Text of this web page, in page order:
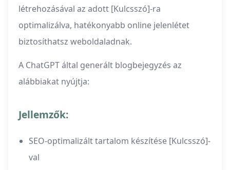
létrehozásával az adott [Kulcsszó]-ra
optimalizálva, hatékonyabb online jelenlétet
biztosíthatsz weboldaladnak.
A ChatGPT által generált blogbejegyzés az
alábbiakat nyújtja:
Jellemzők:
SEO-optimalizált tartalom készítése [Kulcsszó]-
val